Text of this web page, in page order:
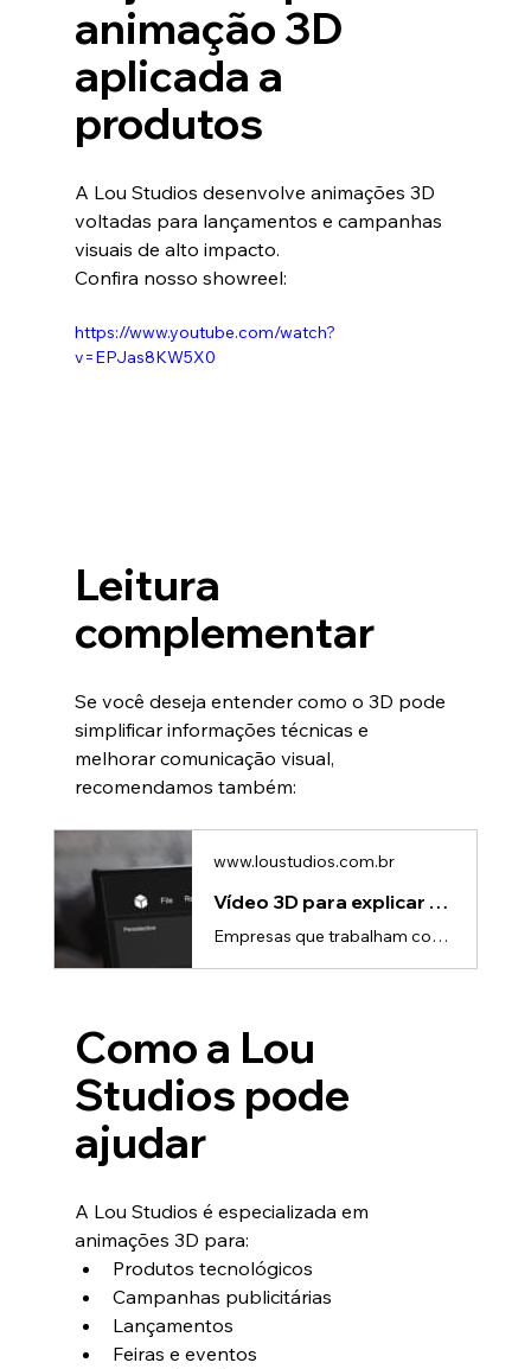
animação 3D
aplicada a
produtos
A Lou Studios desenvolve animações 3D
voltadas para lançamentos e campanhas
visuais de alto impacto.
Confira nosso showreel:
https://www.youtube.com/watch?
v=EPJas8KW5X0
Leitura
complementar
Se você deseja entender como o 3D pode
simplificar informações técnicas e
melhorar comunicação visual,
recomendamos também:
www.loustudios.com.br
Vídeo 3D para explicar processos complexos | Lou Studio
Empresas que trabalham com tecnologia, engenharia, indústria ou produtos técnicos enfrentam um desafio constante: como explicar processos complexos de maneira simples e fácil de entender?Muitas vezes, apenas textos, diagramas ou apresentações tradicionais não conseguem transmitir claramente como um sistema funciona na prática.É exatamente nesse cenário que os vídeos 3D se tornaram uma ferramenta estratégica de comunicação.Com animações 3D, empresas conseguem transformar informações técnicas em e
Como a Lou
Studios pode
ajudar
A Lou Studios é especializada em
animações 3D para:
Produtos tecnológicos
Campanhas publicitárias
Lançamentos
Feiras e eventos